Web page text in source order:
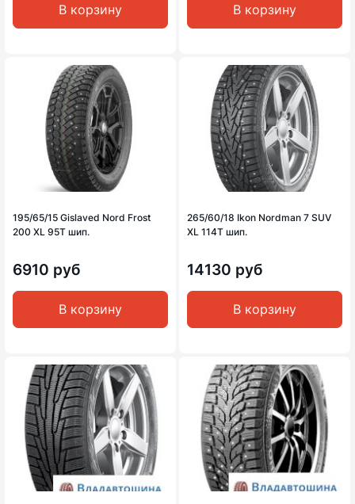
В корзину В корзину
195/65/15 Gislaved Nord Frost
200 XL 95T шип.
6910 руб
В корзину
265/60/18 Ikon Nordman 7 SUV
XL 114T шип.
14130 руб
В корзину